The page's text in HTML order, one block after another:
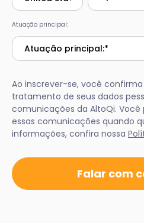
Atuação principal:
Ao inscrever-se, você
tratamento de seus dados
comunicações da AltoQi.
essas comunicações quando
informações, confira nossa